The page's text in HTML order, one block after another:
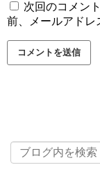
次回のコメン
前、メールアドレ